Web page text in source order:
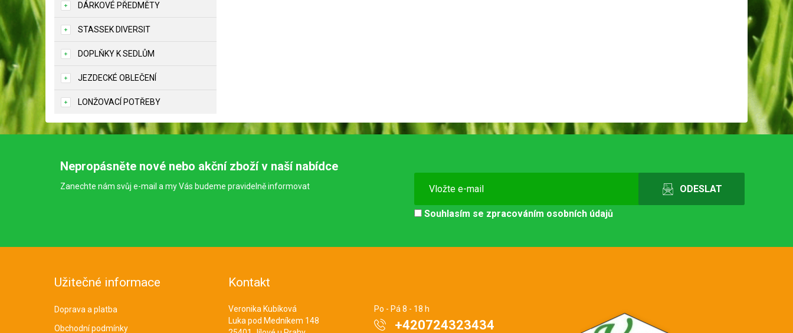
DÁRKOVÉ PŘEDMĚTY
STASSEK DIVERSIT
DOPLŇKY K SEDLŮM
JEZDECKÉ OBLEČENÍ
LONŽOVACÍ POTŘEBY
Nepropásněte nové nebo akční zboží v naší nabídce
Zanechte nám svůj e-mail a my Vás budeme pravidelně informovat
Souhlasím se zpracováním osobních údajů
Užitečné informace
Doprava a platba
Obchodní podmínky
Kontakt
Veronika Kubíková
Luka pod Medníkem 148
Po - Pá 8 - 18 h
+420724323434